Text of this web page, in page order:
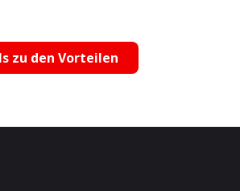
zu den Vorteilen